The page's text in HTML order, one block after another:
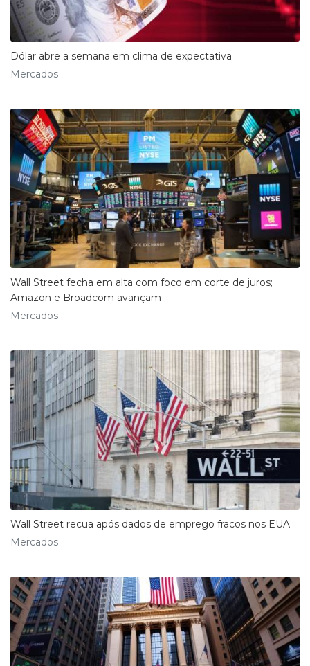
Dólar abre a semana em clima de expectativa
Mercados
Wall Street fecha em alta com foco em corte de juros;
Amazon e Broadcom avançam
Mercados
Wall Street recua após dados de emprego fracos nos EUA
Mercados